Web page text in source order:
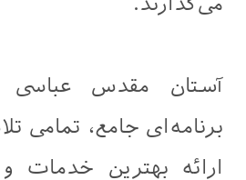
آستان مقدس عباسی
برنامه‌ای جامع، تمامی
ارائه بهترین خدمات و